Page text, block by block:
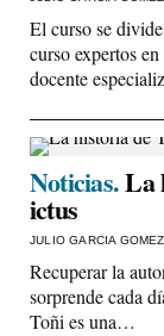
El curso se
curso expertos
docente
Noticias.La
ictus
JULIO GARCIA GOMEZ
Recuperar la
sorprende cada
Toñi es una…